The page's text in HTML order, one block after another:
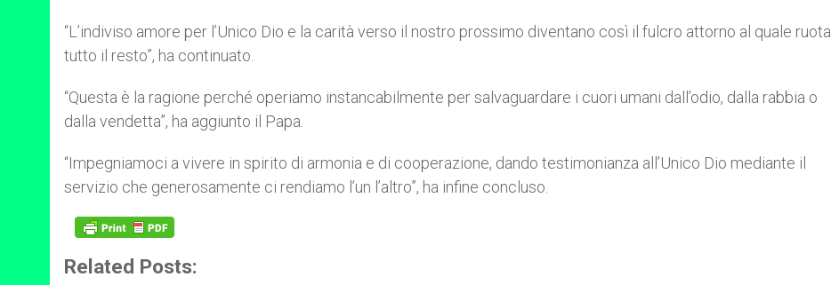
“L’indiviso amore per l’Unico Dio e la carità verso il nostro prossimo diventano così il fulcro attorno al quale ruota
tutto il resto”, ha continuato.
“Questa è la ragione perché operiamo instancabilmente per salvaguardare i cuori umani dall’odio, dalla rabbia o
dalla vendetta”, ha aggiunto il Papa.
“Impegniamoci a vivere in spirito di armonia e di cooperazione, dando testimonianza all’Unico Dio mediante il
servizio che generosamente ci rendiamo l’un l’altro”, ha infine concluso.
Related Posts: